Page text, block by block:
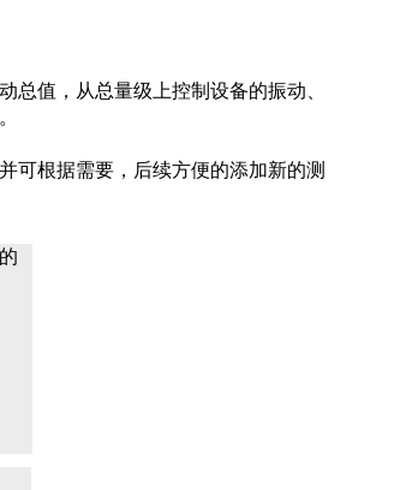
值，从总量级上控制设备的振动、
可根据需要，后续方便的添加新的测